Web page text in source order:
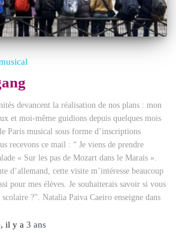
devancent la réalisation de nos plans : mon
et moi-même guidions depuis quelques mois
Paris musical sous forme d’inscriptions
recevons ce mail : “ Je viens de prendre
« Sur les pas de Mozart dans le Marais ».
d’allemand, cette visite m’intéresse beaucoup
pour mes élèves. Je souhaiterais savoir si vous
?”. Natalia Paiva Caeiro enseigne dans
, il y a 3 ans